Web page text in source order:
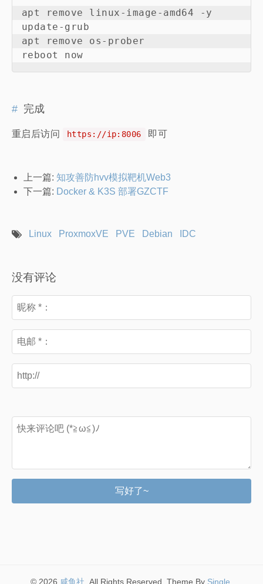
apt remove linux-image-amd64 -y
update-grub
apt remove os-prober
完成
重启后访问 https://ip:8006 即可
上一篇: 知攻善防hvv模拟靶机Web3
下一篇: Docker & K3S 部署GZCTF
Linux ProxmoxVE PVE Debian IDC
没有评论
写好了~
© 2026 咸鱼社 . All Rights Reserved. Theme By Single